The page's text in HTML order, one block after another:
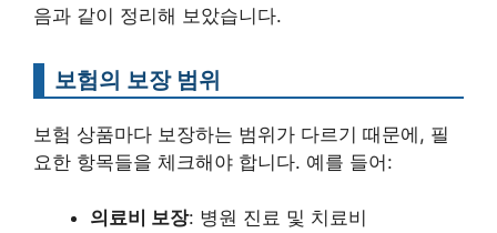
음과 같이 정리해 보았습니다.
보험의 보장 범위
보험 상품마다 보장하는 범위가 다르기 때문에, 필
요한 항목들을 체크해야 합니다. 예를 들어:
의료비 보장: 병원 진료 및 치료비